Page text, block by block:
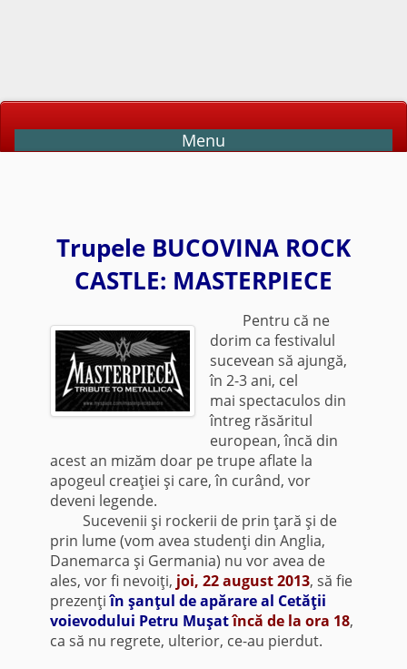
Menu
Trupele BUCOVINA ROCK
CASTLE: MASTERPIECE
Pentru că ne
dorim ca festivalul
sucevean să ajungă,
în 2-3 ani, cel
mai spectaculos din
întreg răsăritul
european, încă din
acest an mizăm doar pe trupe aflate la
apogeul creaţiei şi care, în curând, vor
deveni legende.
Sucevenii şi rockerii de prin ţară şi de
prin lume (vom avea studenţi din Anglia,
Danemarca şi Germania) nu vor avea de
ales, vor fi nevoiţi, joi, 22 august 2013, să fie
prezenţiîn şanţul de apărare al Cetăţii
voievodului Petru Muşatîncă de la ora 18,
ca să nu regrete, ulterior, ce-au pierdut.